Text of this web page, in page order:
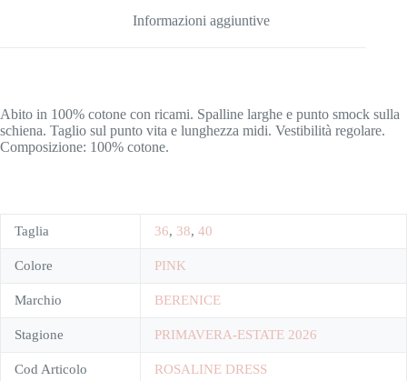
Informazioni aggiuntive
Abito in 100% cotone con ricami. Spalline larghe e punto smock sulla
schiena. Taglio sul punto vita e lunghezza midi. Vestibilità regolare.
Composizione: 100% cotone.
Taglia 36, 38, 40
Colore PINK
Marchio BERENICE
Stagione PRIMAVERA-ESTATE 2026
Cod Articolo ROSALINE DRESS